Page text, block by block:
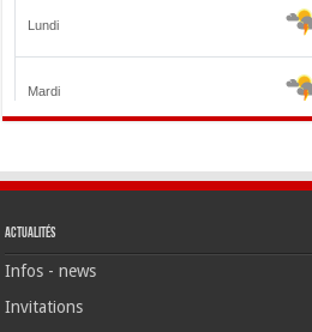
Actualités
Infos - news
Invitations